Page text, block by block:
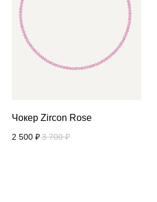
Чокер Zircon Rose
2 500 ₽3 700 ₽